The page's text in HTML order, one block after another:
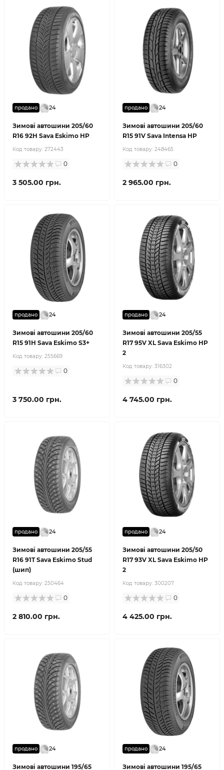
продано 24
Зимові автошини 205/60
R16 92H Sava Eskimo HP
Код товару: 272443
0
3 505.00 грн.
продано 24
Зимові автошини 205/60
R15 91V Sava Intensa HP
Код товару: 248465
0
2 965.00 грн.
продано 24
Зимові автошини 205/60
R15 91H Sava Eskimo S3+
Код товару: 255669
0
3 750.00 грн.
продано 24
Зимові автошини 205/55
R17 95V XL Sava Eskimo HP
2
Код товару: 316302
0
4 745.00 грн.
продано 24
Зимові автошини 205/55
R16 91T Sava Eskimo Stud
(шип)
Код товару: 250464
0
2 810.00 грн.
продано 24
Зимові автошини 205/50
R17 93V XL Sava Eskimo HP
2
Код товару: 300207
0
4 425.00 грн.
продано 24
Зимові автошини 195/65
продано 24
Зимові автошини 195/65